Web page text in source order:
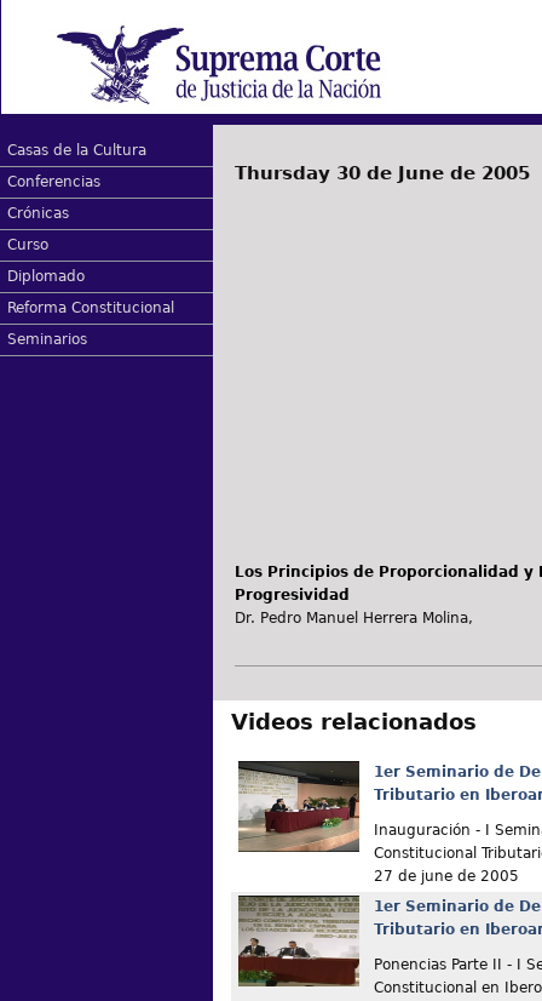
Casas de la Cultura
Conferencias
Crónicas
Curso
Diplomado
Reforma Constitucional
Seminarios
Thursday 30 de June de 2005
Los Principios de Proporcionalidad
Progresividad
Dr. Pedro Manuel Herrera Molina,
Videos relacionados
1er Seminario de
Tributario en
Inauguración - I
Constitucional
27 de june de 2005
1er Seminario de
Tributario en
Ponencias Parte II - I
Constitucional en